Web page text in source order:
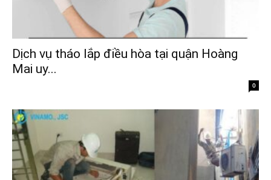
Dịch vụ tháo lắp điều hòa tại quận Hoàng
Mai uy...
0